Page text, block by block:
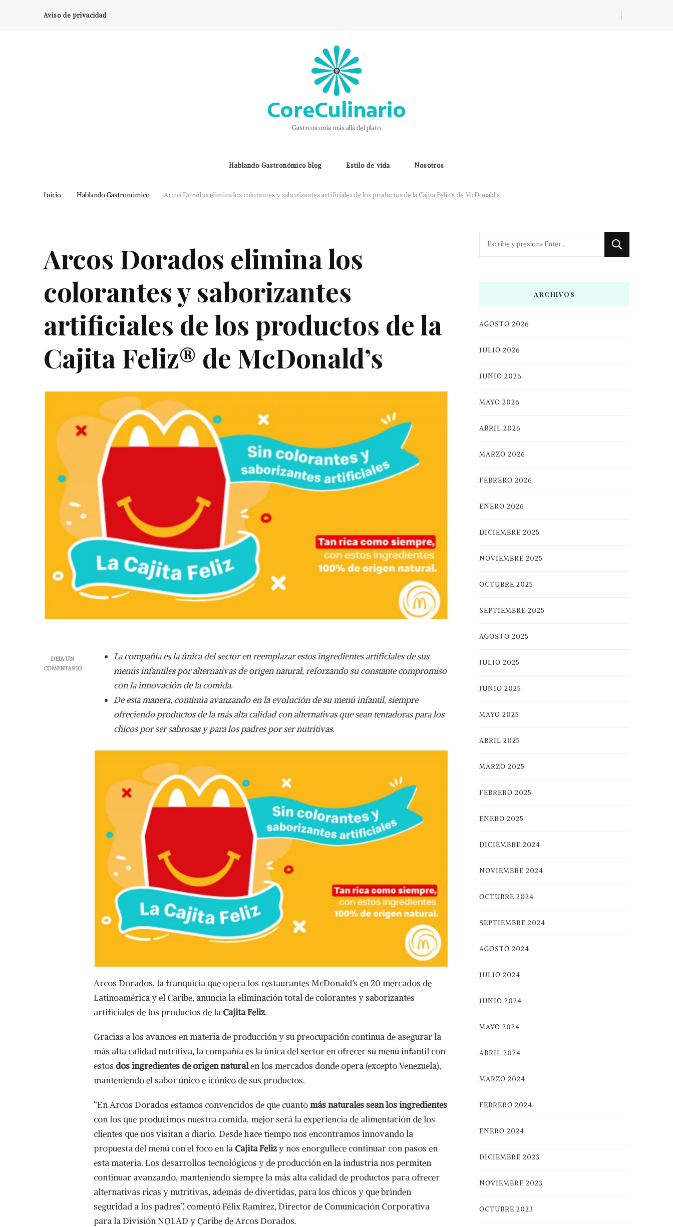
Aviso de privacidad
CoreCulinario
Gastronomía más allá del plato
Hablando Gastronómico blog Estilo de vida Nosotros
Inicio Hablando Gastronómico Arcos Dorados elimina los colorantes y saborizantes artificiales de los productos de la Cajita Feliz® de McDonald’s
Arcos Dorados elimina los
colorantes y saborizantes
artificiales de los productos de la
Cajita Feliz® de McDonald’s
DEJA UN
COMENTARIO
ARTIFICIALES
La compañía es la única del sector en reemplazar estos ingredientes artificiales de sus
menús infantiles por alternativas de origen natural, reforzando su constante compromiso
con la innovación de la comida.
De esta manera, continúa avanzando en la evolución de su menú infantil, siempre
ofreciendo productos de la más alta calidad con alternativas que sean tentadoras para los
chicos por ser sabrosas y para los padres por ser nutritivas.
Arcos Dorados, la franquicia que opera los restaurantes McDonald’s en 20 mercados de
Latinoamérica y el Caribe, anuncia la eliminación total de colorantes y saborizantes
artificiales de los productos de la Cajita Feliz.
Gracias a los avances en materia de producción y su preocupación continua de asegurar la
más alta calidad nutritiva, la compañía es la única del sector en ofrecer su menú infantil con
estos dos ingredientes de origen naturalen los mercados donde opera (excepto Venezuela),
manteniendo el sabor único e icónico de sus productos.
“En Arcos Dorados estamos convencidos de que cuantomás naturales sean los ingredientes
con los que producimos nuestra comida, mejor será la experiencia de alimentación de los
clientes que nos visitan a diario. Desde hace tiempo nos encontramos innovando la
propuesta del menú con el foco en la Cajita Felizy nos enorgullece continuar con pasos en
esta materia. Los desarrollos tecnológicos y de producción en la industria nos permiten
continuar avanzando, manteniendo siempre la más alta calidad de productos para ofrecer
alternativas ricas y nutritivas, además de divertidas, para los chicos y que brinden
seguridad a los padres”, comentó Félix Ramírez, Director de Comunicación Corporativa
para la División NOLAD y Caribe de Arcos Dorados.
¿Buscas
ARCHIVOS
AGOSTO 2026
JULIO 2026
JUNIO 2026
MAYO 2026
ABRIL 2026
MARZO 2026
FEBRERO 2026
ENERO 2026
DICIEMBRE 2025
NOVIEMBRE 2025
OCTUBRE 2025
SEPTIEMBRE 2025
AGOSTO 2025
JULIO 2025
JUNIO 2025
MAYO 2025
ABRIL 2025
MARZO 2025
FEBRERO 2025
ENERO 2025
DICIEMBRE 2024
NOVIEMBRE 2024
OCTUBRE 2024
SEPTIEMBRE 2024
AGOSTO 2024
JULIO 2024
JUNIO 2024
MAYO 2024
ABRIL 2024
MARZO 2024
FEBRERO 2024
ENERO 2024
DICIEMBRE 2023
NOVIEMBRE 2023
OCTUBRE 2023